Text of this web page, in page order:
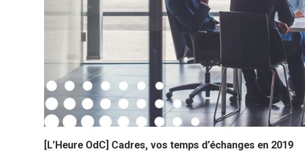
[L’Heure OdC] Cadres, vos temps d’échanges en 2019